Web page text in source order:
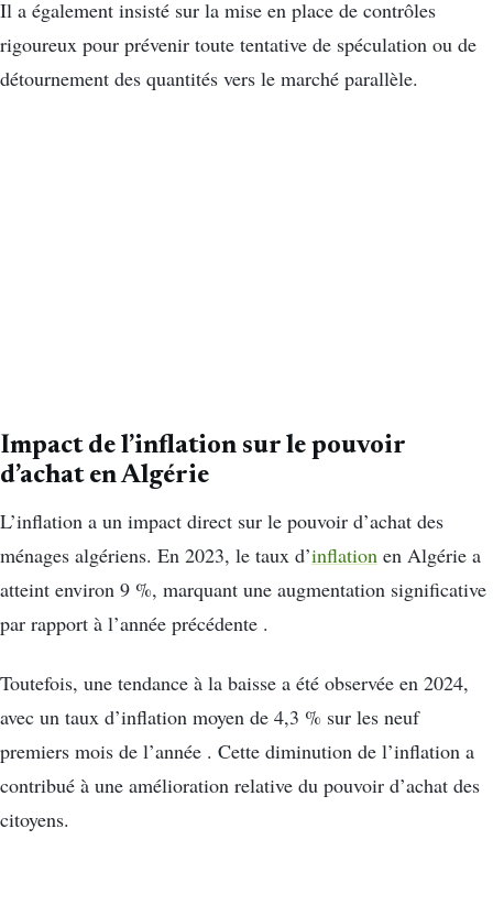
Il a également insisté sur la mise en place de contrôles
rigoureux pour prévenir toute tentative de spéculation ou de
détournement des quantités vers le marché parallèle.
Impact de l’inflation sur le pouvoir
d’achat en Algérie
L’inflation a un impact direct sur le pouvoir d’achat des
ménages algériens. En 2023, le taux d’inflation en Algérie a
atteint environ 9 %, marquant une augmentation significative
par rapport à l’année précédente .
Toutefois, une tendance à la baisse a été observée en 2024,
avec un taux d’inflation moyen de 4,3 % sur les neuf
premiers mois de l’année . Cette diminution de l’inflation a
contribué à une amélioration relative du pouvoir d’achat des
citoyens.